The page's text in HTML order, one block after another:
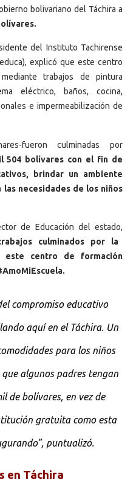
bolivariano del Táchira a
del Instituto Tachirense
explicó que este centro
trabajos de pintura
eléctrico, baños, cocina,
e impermeabilización de
fueron culminadas por
504 bolívares con el fin de
brindar un ambiente
necesidades de los niños
de Educación del estado,
culminados por la
este centro de formación
compromiso educativo
aquí en el Táchira. Un
para los niños
algunos padres tengan
de bolívares, en vez de
gratuita como esta
puntualizó.
en Táchira